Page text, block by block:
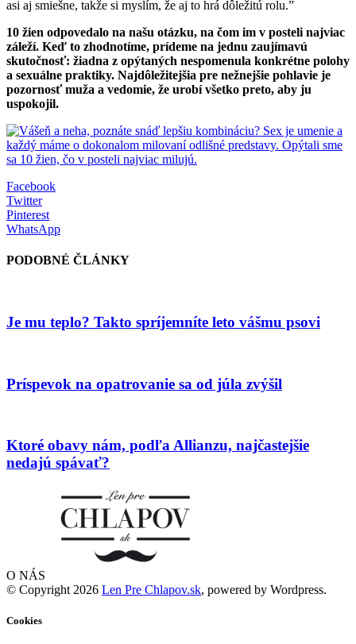
asi aj smiešne, takže si myslím, že aj to hrá dôležitú rolu.”
10 žien odpovedalo na našu otázku, na čom im v posteli najviac
záleží. Keď to zhodnotíme, prídeme na jednu zaujímavú
skutočnosť: žiadna z opýtaných nespomenula konkrétne polohy
a sexuálne praktiky. Najdôležitejšia pre nežnejšie pohlavie je
pozornosť muža a vedomie, že urobí všetko preto, aby ju
uspokojil.
Facebook
Twitter
Pinterest
WhatsApp
PODOBNÉ ČLÁNKY
Je mu teplo? Takto spríjemníte leto vášmu psovi
Príspevok na opatrovanie sa od júla zvýšil
Ktoré obavy nám, podľa Allianzu, najčastejšie
nedajú spávať?
O NÁS
© Copyright 2026 Len Pre Chlapov.sk, powered by Wordpress.
Cookies